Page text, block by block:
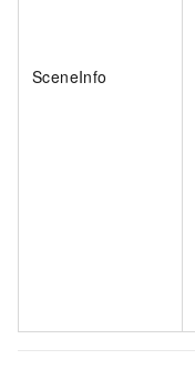
SceneInfo